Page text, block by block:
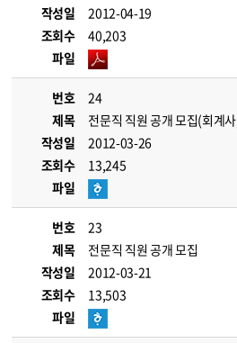
작성일
2012-04-19
조회수
40,203
파일
번호
24
제목
전문직 직원 공개 모집(회계
작성일
2012-03-26
조회수
13,245
파일
번호
23
제목
전문직 직원 공개 모집
작성일
2012-03-21
조회수
13,503
파일